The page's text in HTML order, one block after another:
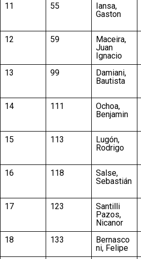
11
55
Iansa,
Gaston
12
59
Maceira,
Juan
Ignacio
13
99
Damiani,
Bautista
14
111
Ochoa,
Benjamin
15
113
Lugón,
Rodrigo
16
118
Salse,
Sebastián
17
123
Santilli
Pazos,
Nicanor
18
133
Bernasco
ni, Felipe